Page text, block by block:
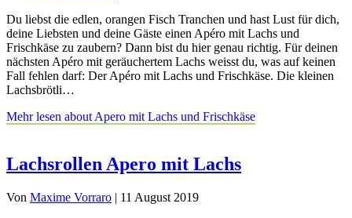
Du liebst die edlen, orangen Fisch Tranchen und hast Lust für dich,
deine Liebsten und deine Gäste einen Apéro mit Lachs und
Frischkäse zu zaubern? Dann bist du hier genau richtig. Für deinen
nächsten Apéro mit geräuchertem Lachs weisst du, was auf keinen
Fall fehlen darf: Der Apéro mit Lachs und Frischkäse. Die kleinen
Lachsbrötli…
Mehr lesen about Apero mit Lachs und Frischkäse
Lachsrollen Apero mit Lachs
Von Maxime Vorraro | 11 August 2019